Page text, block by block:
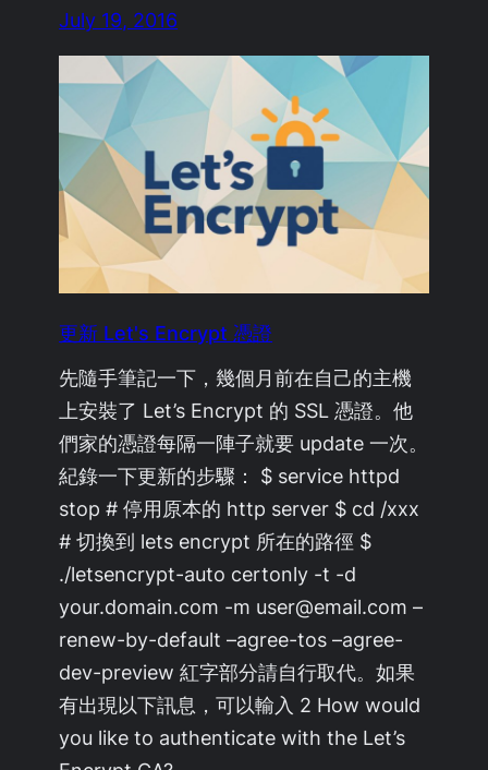
July 19, 2016
更新 Let's Encrypt 憑證
先隨手筆記一下，幾個月前在自己的主機
上安裝了 Let’s Encrypt 的 SSL 憑證。他
們家的憑證每隔一陣子就要 update 一次。
紀錄一下更新的步驟： $ service httpd
stop # 停用原本的 http server $ cd /xxx
# 切換到 lets encrypt 所在的路徑 $
./letsencrypt-auto certonly -t -d
your.domain.com -m user@email.com –
renew-by-default –agree-tos –agree-
dev-preview 紅字部分請自行取代。如果
有出現以下訊息，可以輸入 2 How would
you like to authenticate with the Let’s